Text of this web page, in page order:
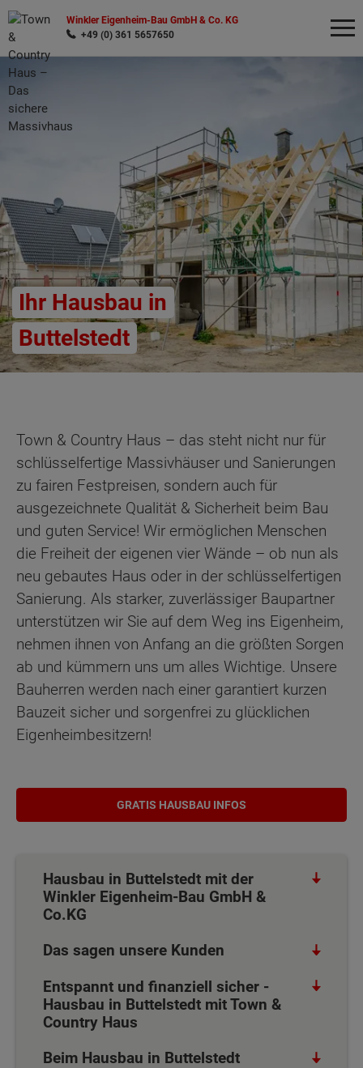
Winkler Eigenheim-Bau GmbH & Co. KG
+49 (0) 361 5657650
Ihr Hausbau in
Buttelstedt
Town & Country Haus – das steht nicht nur für
schlüsselfertige Massivhäuser und Sanierungen
zu fairen Festpreisen, sondern auch für
ausgezeichnete Qualität & Sicherheit beim Bau
und guten Service! Wir ermöglichen Menschen
die Freiheit der eigenen vier Wände – ob nun als
neu gebautes Haus oder in der schlüsselfertigen
Sanierung. Als starker, zuverlässiger Baupartner
unterstützen wir Sie auf dem Weg ins Eigenheim,
nehmen ihnen von Anfang an die größten Sorgen
ab und kümmern uns um alles Wichtige. Unsere
Bauherren werden nach einer garantiert kurzen
Bauzeit sicher und sorgenfrei zu glücklichen
Eigenheimbesitzern!
GRATIS HAUSBAU INFOS
Hausbau in Buttelstedt mit der
Winkler Eigenheim-Bau GmbH &
Co.KG
Das sagen unsere Kunden
Entspannt und finanziell sicher -
Hausbau in Buttelstedt mit Town &
Country Haus
Beim Hausbau in Buttelstedt
Wonach möchten Sie suchen?